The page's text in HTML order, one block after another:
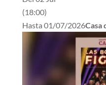
(18:00)
Hasta 01/07/2026Casa